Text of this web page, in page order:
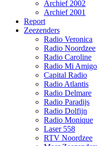
Archief 2002
Archief 2001
Report
Zeezenders
Radio Veronica
Radio Noordzee
Radio Caroline
Radio Mi Amigo
Capital Radio
Radio Atlantis
Radio Delmare
Radio Paradijs
Radio Dolfijn
Radio Monique
Laser 558
RTV Noordzee